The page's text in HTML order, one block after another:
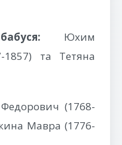
Юхим
1857) та Тетяна
(1768-
Мавра (1776-